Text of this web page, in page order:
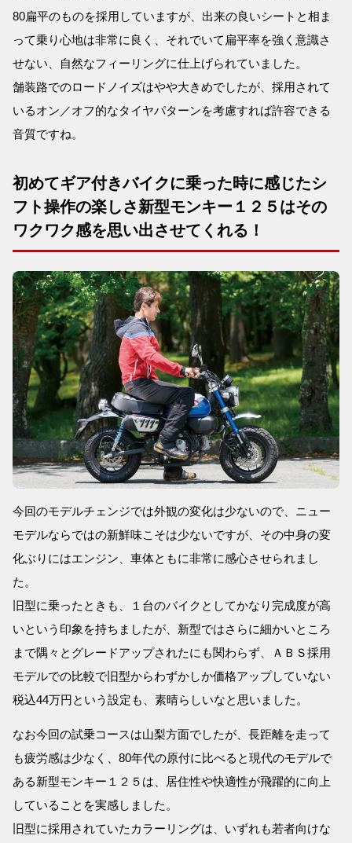
80扁平のものを採用していますが、出来の良いシートと相ま
って乗り心地は非常に良く、それでいて扁平率を強く意識さ
せない、自然なフィーリングに仕上げられていました。
舗装路でのロードノイズはやや大きめでしたが、採用されて
いるオン／オフ的なタイヤパターンを考慮すれば許容できる
音質ですね。
初めてギア付きバイクに乗った時に感じたシ
フト操作の楽しさ新型モンキー１２５はその
ワクワク感を思い出させてくれる！
今回のモデルチェンジでは外観の変化は少ないので、ニュー
モデルならではの新鮮味こそは少ないですが、その中身の変
化ぶりにはエンジン、車体ともに非常に感心させられまし
た。
旧型に乗ったときも、１台のバイクとしてかなり完成度が高
いという印象を持ちましたが、新型ではさらに細かいところ
まで隅々とグレードアップされたにも関わらず、ＡＢＳ採用
モデルでの比較で旧型からわずかしか価格アップしていない
税込44万円という設定も、素晴らしいなと思いました。
なお今回の試乗コースは山梨方面でしたが、長距離を走って
も疲労感は少なく、80年代の原付に比べると現代のモデルで
ある新型モンキー１２５は、居住性や快適性が飛躍的に向上
していることを実感しました。
旧型に採用されていたカラーリングは、いずれも若者向けな